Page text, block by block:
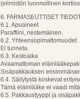
(elimistön luonnollinen
6. FARMASEUTTISET
6.1. Apuaineet
Paraffiini, nestemäinen.
6.2. Yhteensopimattomuudet
Ei tunneta.
6.3. Kestoaika
Avaamattoman
Sisäpakkauksen
6.4. Säilytystä koskevat
Tämä eläinlääke ei vaadi
6.5. Pakkaustyyppi ja